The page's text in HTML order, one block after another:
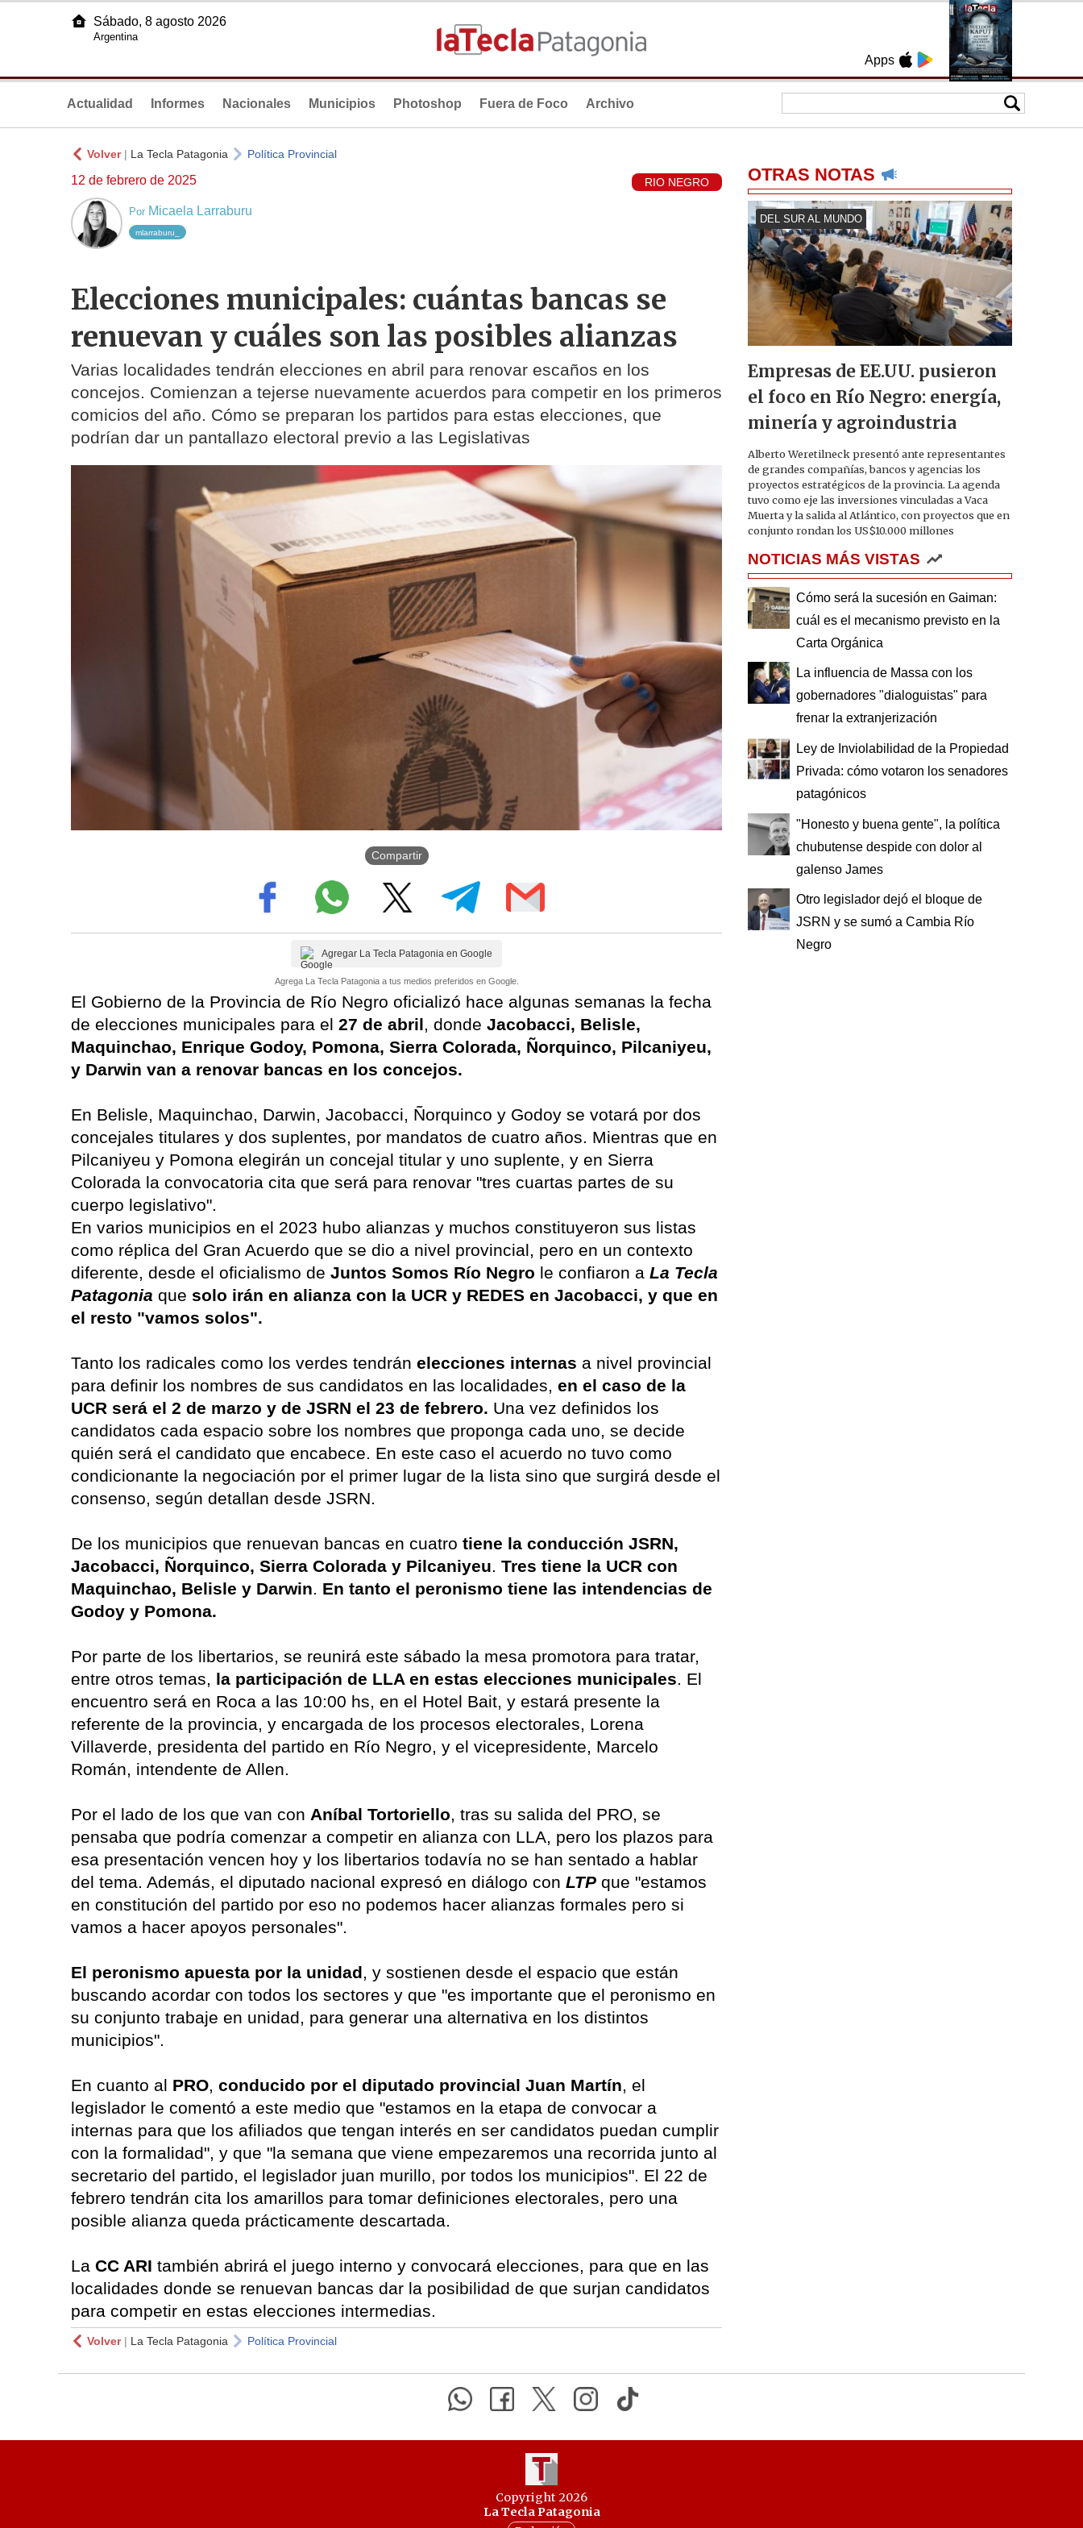
Apps
Sábado, 8 agosto 2026
Argentina
Actualidad Informes Nacionales Municipios Photoshop Fuera de Foco Archivo
Volver| La Tecla Patagonia Política Provincial
12 de febrero de 2025 RIO NEGRO
Por Micaela Larraburu
mlarraburu_
Elecciones municipales: cuántas bancas se
renuevan y cuáles son las posibles alianzas
Varias localidades tendrán elecciones en abril para renovar escaños en los
concejos. Comienzan a tejerse nuevamente acuerdos para competir en los primeros
comicios del año. Cómo se preparan los partidos para estas elecciones, que
podrían dar un pantallazo electoral previo a las Legislativas
Compartir
Agregar La Tecla Patagonia en Google
Agrega La Tecla Patagonia a tus medios preferidos en Google.
El Gobierno de la Provincia de Río Negro oficializó hace algunas semanas la fecha
de elecciones municipales para el 27 de abril , donde Jacobacci, Belisle,
Maquinchao, Enrique Godoy, Pomona, Sierra Colorada, Ñorquinco, Pilcaniyeu,
y Darwin van a renovar bancas en los concejos.
En Belisle, Maquinchao, Darwin, Jacobacci, Ñorquinco y Godoy se votará por dos
concejales titulares y dos suplentes, por mandatos de cuatro años. Mientras que en
Pilcaniyeu y Pomona elegirán un concejal titular y uno suplente, y en Sierra
Colorada la convocatoria cita que será para renovar "tres cuartas partes de su
cuerpo legislativo".
En varios municipios en el 2023 hubo alianzas y muchos constituyeron sus listas
como réplica del Gran Acuerdo que se dio a nivel provincial, pero en un contexto
diferente, desde el oficialismo de Juntos Somos Río Negro le confiaron a La Tecla
Patagonia que solo irán en alianza con la UCR y REDES en Jacobacci, y que en
el resto "vamos solos".
Tanto los radicales como los verdes tendrán elecciones internas a nivel provincial
para definir los nombres de sus candidatos en las localidades, en el caso de la
UCR será el 2 de marzo y de JSRN el 23 de febrero. Una vez definidos los
candidatos cada espacio sobre los nombres que proponga cada uno, se decide
quién será el candidato que encabece. En este caso el acuerdo no tuvo como
condicionante la negociación por el primer lugar de la lista sino que surgirá desde el
consenso, según detallan desde JSRN.
De los municipios que renuevan bancas en cuatro tiene la conducción JSRN,
Jacobacci, Ñorquinco, Sierra Colorada y Pilcaniyeu Tres tiene la UCR con
Maquinchao, Belisle y Darwin
En tanto el peronismo tiene las intendencias de
Godoy y Pomona.
Por parte de los libertarios, se reunirá este sábado la mesa promotora para tratar,
entre otros temas, la participación de LLA en estas elecciones municipales . El
encuentro será en Roca a las 10:00 hs, en el Hotel Bait, y estará presente la
referente de la provincia, y encargada de los procesos electorales, Lorena
Villaverde, presidenta del partido en Río Negro, y el vicepresidente, Marcelo
Román, intendente de Allen.
Por el lado de los que van con Aníbal Tortoriello , tras su salida del PRO, se
pensaba que podría comenzar a competir en alianza con LLA, pero los plazos para
esa presentación vencen hoy y los libertarios todavía no se han sentado a hablar
del tema. Además, el diputado nacional expresó en diálogo con LTP que "estamos
en constitución del partido por eso no podemos hacer alianzas formales pero si
vamos a hacer apoyos personales".
El peronismo apuesta por la unidad , y sostienen desde el espacio que están
buscando acordar con todos los sectores y que "es importante que el peronismo en
su conjunto trabaje en unidad, para generar una alternativa en los distintos
municipios".
En cuanto al PRO conducido por el diputado provincial Juan Martín , el
legislador le comentó a este medio que "estamos en la etapa de convocar a
internas para que los afiliados que tengan interés en ser candidatos puedan cumplir
con la formalidad", y que "la semana que viene empezaremos una recorrida junto al
secretario del partido, el legislador juan murillo, por todos los municipios". El 22 de
febrero tendrán cita los amarillos para tomar definiciones electorales, pero una
posible alianza queda prácticamente descartada.
La CC ARI también abrirá el juego interno y convocará elecciones, para que en las
localidades donde se renuevan bancas dar la posibilidad de que surjan candidatos
para competir en estas elecciones intermedias.
Volver| La Tecla Patagonia Política Provincial
OTRAS NOTAS
DEL SUR AL MUNDO
Empresas de EE.UU. pusieron
el foco en Río Negro: energía,
minería y agroindustria
Alberto Weretilneck presentó ante representantes
de grandes compañías, bancos y agencias los
proyectos estratégicos de la provincia. La agenda
tuvo como eje las inversiones vinculadas a Vaca
Muerta y la salida al Atlántico, con proyectos que en
conjunto rondan los US$10.000 millones
NOTICIAS MÁS VISTAS
Cómo será la sucesión en Gaiman:
cuál es el mecanismo previsto en la
Carta Orgánica
La influencia de Massa con los
gobernadores "dialoguistas" para
frenar la extranjerización
Ley de Inviolabilidad de la Propiedad
Privada: cómo votaron los senadores
patagónicos
"Honesto y buena gente", la política
chubutense despide con dolor al
galenso James
Otro legislador dejó el bloque de
JSRN y se sumó a Cambia Río
Negro
Copyright 2026
La Tecla Patagonia